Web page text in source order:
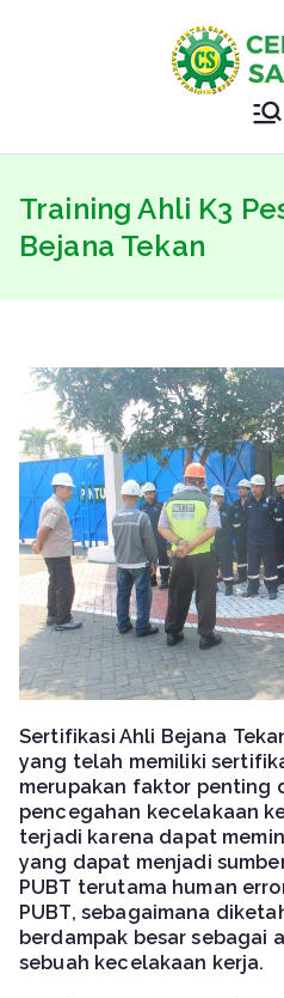
Training Ahli K3
Bejana Tekan
Sertifikasi Ahli Bejana
yang telah memiliki
merupakan faktor penting
pencegahan kecelakaan
terjadi karena dapat
yang dapat menjadi
PUBT terutama human
PUBT, sebagaimana
berdampak besar sebagai
sebuah kecelakaan kerja.